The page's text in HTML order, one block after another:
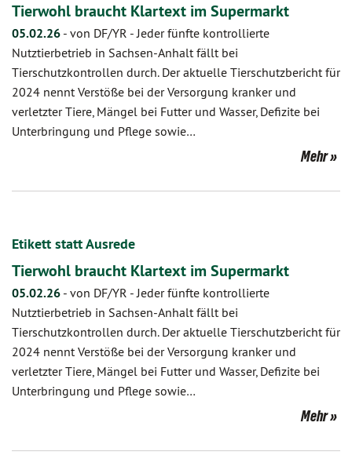
Tierwohl braucht Klartext im Supermarkt
05.02.26 - von DF/YR -Jeder fünfte kontrollierte
Nutztierbetrieb in Sachsen-Anhalt fällt bei
Tierschutzkontrollen durch. Der aktuelle Tierschutzbericht für
2024 nennt Verstöße bei der Versorgung kranker und
verletzter Tiere, Mängel bei Futter und Wasser, Defizite bei
Unterbringung und Pflege sowie…
Mehr
Etikett statt Ausrede
Tierwohl braucht Klartext im Supermarkt
05.02.26 - von DF/YR -Jeder fünfte kontrollierte
Nutztierbetrieb in Sachsen-Anhalt fällt bei
Tierschutzkontrollen durch. Der aktuelle Tierschutzbericht für
2024 nennt Verstöße bei der Versorgung kranker und
verletzter Tiere, Mängel bei Futter und Wasser, Defizite bei
Unterbringung und Pflege sowie…
Mehr